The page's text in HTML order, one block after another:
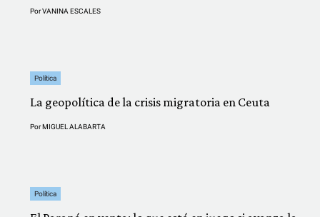
PorVANINA ESCALES
Política
La geopolítica de la crisis migratoria en Ceuta
PorMIGUEL ALABARTA
Política